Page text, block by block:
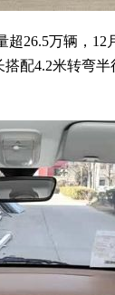
26.5万辆，12
配4.2米转弯